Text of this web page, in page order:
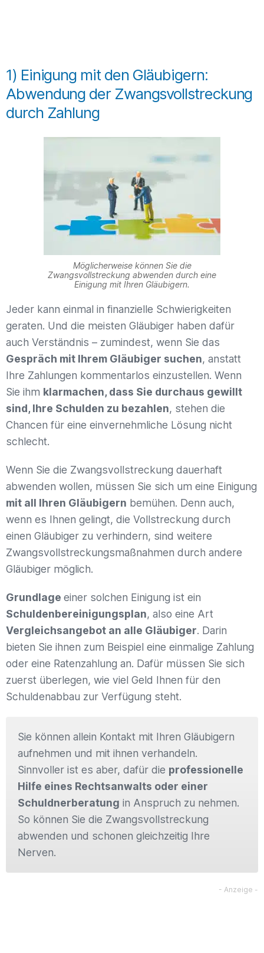
1) Einigung mit den Gläubigern:
Abwendung der Zwangsvollstreckung
durch Zahlung
Möglicherweise können Sie die
Zwangsvollstreckung abwenden durch eine
Einigung mit Ihren Gläubigern.
Jeder kann einmal in finanzielle Schwierigkeiten
geraten. Und die meisten Gläubiger haben dafür
auch Verständnis – zumindest, wenn Sie das
Gespräch mit Ihrem Gläubiger suchen, anstatt
Ihre Zahlungen kommentarlos einzustellen. Wenn
Sie ihm klarmachen, dass Sie durchaus gewillt
sind, Ihre Schulden zu bezahlen, stehen die
Chancen für eine einvernehmliche Lösung nicht
schlecht.
Wenn Sie die Zwangsvollstreckung dauerhaft
abwenden wollen, müssen Sie sich um eine Einigung
mit all Ihren Gläubigern bemühen. Denn auch,
wenn es Ihnen gelingt, die Vollstreckung durch
einen Gläubiger zu verhindern, sind weitere
Zwangsvollstreckungsmaßnahmen durch andere
Gläubiger möglich.
Grundlage einer solchen Einigung ist ein
Schuldenbereinigungsplan, also eine Art
Vergleichsangebot an alle Gläubiger. Darin
bieten Sie ihnen zum Beispiel eine einmalige Zahlung
oder eine Ratenzahlung an. Dafür müssen Sie sich
zuerst überlegen, wie viel Geld Ihnen für den
Schuldenabbau zur Verfügung steht.
Sie können allein Kontakt mit Ihren Gläubigern
aufnehmen und mit ihnen verhandeln.
Sinnvoller ist es aber, dafür die professionelle
Hilfe eines Rechtsanwalts oder einer
Schuldnerberatung in Anspruch zu nehmen.
So können Sie die Zwangsvollstreckung
abwenden und schonen gleichzeitig Ihre
Nerven.